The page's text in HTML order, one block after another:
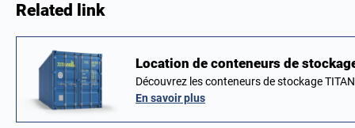
Related link
Location de conteneurs de
Découvrez les conteneurs de stockage
En savoir plus